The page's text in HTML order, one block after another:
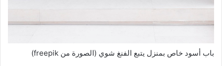
باب أسود خاص بمنزل يتبع الفنغ شوي (الصورة من freepik)